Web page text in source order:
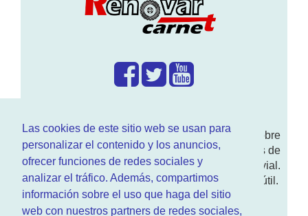
Las cookies de este sitio web se usan para
personalizar el contenido y los anuncios,
ofrecer funciones de redes sociales y
analizar el tráfico. Además, compartimos
información sobre el uso que haga del sitio
web con nuestros partners de redes sociales,
Enwww.RenovarCarnet.comTe contamos sobre
larenovación del permisode conducir, noticias de
actualidad motor y sobre todo seguridad vial.
Ademas tenemos todo tipo de información DGT útil.
¿Quienes somos?